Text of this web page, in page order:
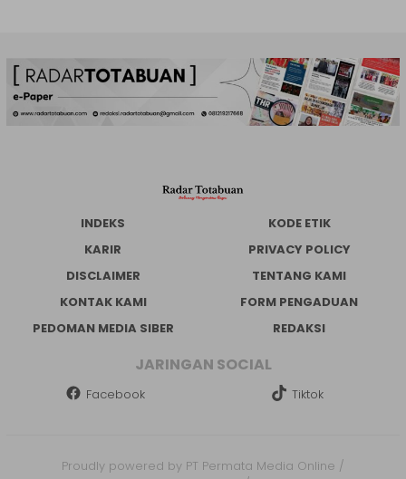
INDEKS
KODE ETIK
KARIR
PRIVACY POLICY
DISCLAIMER
TENTANG KAMI
KONTAK KAMI
FORM PENGADUAN
PEDOMAN MEDIA SIBER
REDAKSI
JARINGAN SOCIAL
Facebook Tiktok
Proudly powered by PT Permata Media Online /